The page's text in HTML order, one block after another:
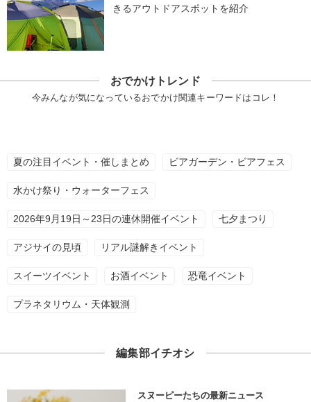
きるアウトドアスポットを紹介
おでかけトレンド
今みんなが気になっているおでかけ関連キーワードはコレ！
夏の注目イベント・催しまとめ ビアガーデン・ビアフェス
水かけ祭り・ウォーターフェス
2026年9月19日～23日の連休開催イベント 七夕まつり
アジサイの見頃 リアル謎解きイベント
スイーツイベント お酒イベント 恐竜イベント
プラネタリウム・天体観測
編集部イチオシ
スヌーピーたちの最新ニュース